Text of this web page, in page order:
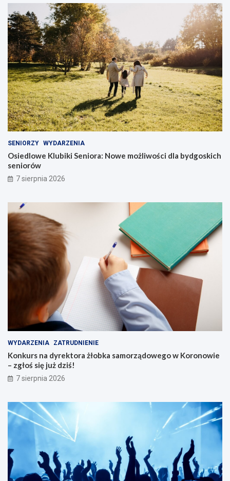
SENIORZY WYDARZENIA
Osiedlowe Klubiki Seniora: Nowe możliwości dla bydgoskich
seniorów
7 sierpnia 2026
WYDARZENIA ZATRUDNIENIE
Konkurs na dyrektora żłobka samorządowego w Koronowie
– zgłoś się już dziś!
7 sierpnia 2026